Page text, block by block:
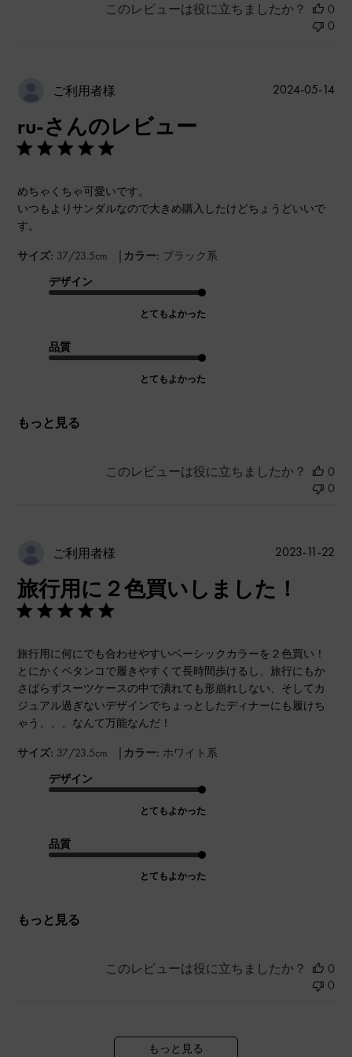
このレビューは役に立ちましたか？
0
0
ご利用者様
ru-さんのレビュー
めちゃくちゃ可愛いです。
いつもよりサンダルなので大きめ購入したけどちょうどいいで
す。
サイズ: 37/23.5cm | カラー: ブラック系
デザイン
とてもよかった
品質
とてもよかった
もっと見る
公
2024-05-14
このレビューは役に立ちましたか？
0
0
ご利用者様
旅行用に２色買いしました！
旅行用に何にでも合わせやすいベーシックカラーを２色買い！
とにかくペタンコで履きやすくて長時間歩けるし、旅行にもか
さばらずスーツケースの中で潰れても形崩れしない、そしてカ
ジュアル過ぎないデザインでちょっとしたディナーにも履けち
ゃう、、、なんて万能なんだ！
サイズ: 37/23.5cm | カラー: ホワイト系
デザイン
とてもよかった
品質
とてもよかった
もっと見る
公
2023-11-22
このレビューは役に立ちましたか？
0
0
もっと見る